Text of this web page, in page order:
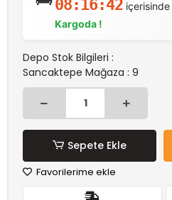
08:16:42içerisinde
Kargoda !
Depo Stok Bilgileri :
Sancaktepe Mağaza : 9
Sepete Ekle
Favorilerime ekle